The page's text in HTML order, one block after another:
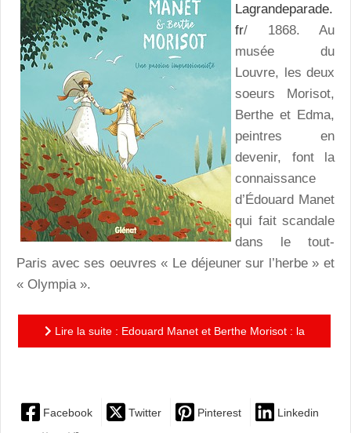
Lagrandeparade.
fr/ 1868. Au
musée du
Louvre, les deux
soeurs Morisot,
Berthe et Edma,
peintres en
devenir, font la
connaissance
d’Édouard Manet
qui fait scandale
dans le tout-
Paris avec ses oeuvres « Le déjeuner sur l’herbe » et
« Olympia ».
Lire la suite : Edouard Manet et Berthe Morisot : la
Facebook Twitter Pinterest Linkedin